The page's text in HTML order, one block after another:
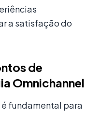
a satisfação do
de
Omnichannel
fundamental para